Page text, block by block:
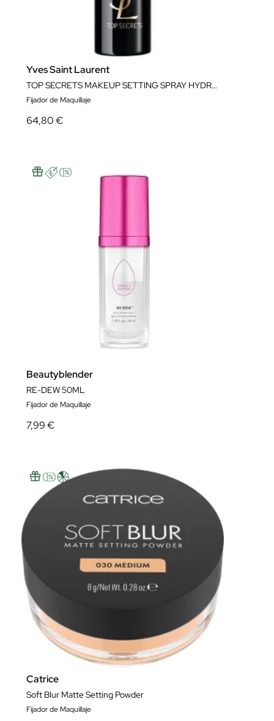
Yves Saint Laurent
TOP SECRETS MAKEUP SETTING SPRAY HYDRATING 100ML
Fijador de Maquillaje
64,80 €
Beautyblender
RE-DEW 50ML
Fijador de Maquillaje
7,99 €
Catrice
Soft Blur Matte Setting Powder
Fijador de Maquillaje